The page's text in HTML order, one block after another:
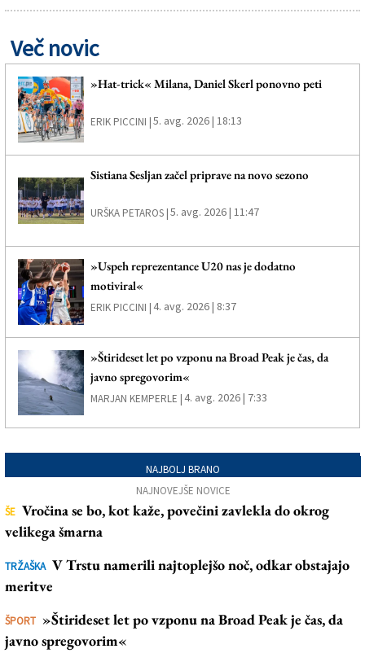
Več novic
»Hat-trick« Milana, Daniel Skerl ponovno peti
ERIK PICCINI |5. avg. 2026 | 18:13
Sistiana Sesljan začel priprave na novo sezono
URŠKA PETAROS |5. avg. 2026 | 11:47
»Uspeh reprezentance U20 nas je dodatno
motiviral«
ERIK PICCINI |4. avg. 2026 | 8:37
»Štirideset let po vzponu na Broad Peak je čas, da
javno spregovorim«
MARJAN KEMPERLE |4. avg. 2026 | 7:33
NAJBOLJ BRANO
NAJNOVEJŠE NOVICE
ŠE Vročina se bo, kot kaže, povečini zavlekla do okrog
velikega šmarna
TRŽAŠKA V Trstu namerili najtoplejšo noč, odkar obstajajo
meritve
ŠPORT »Štirideset let po vzponu na Broad Peak je čas, da
javno spregovorim«